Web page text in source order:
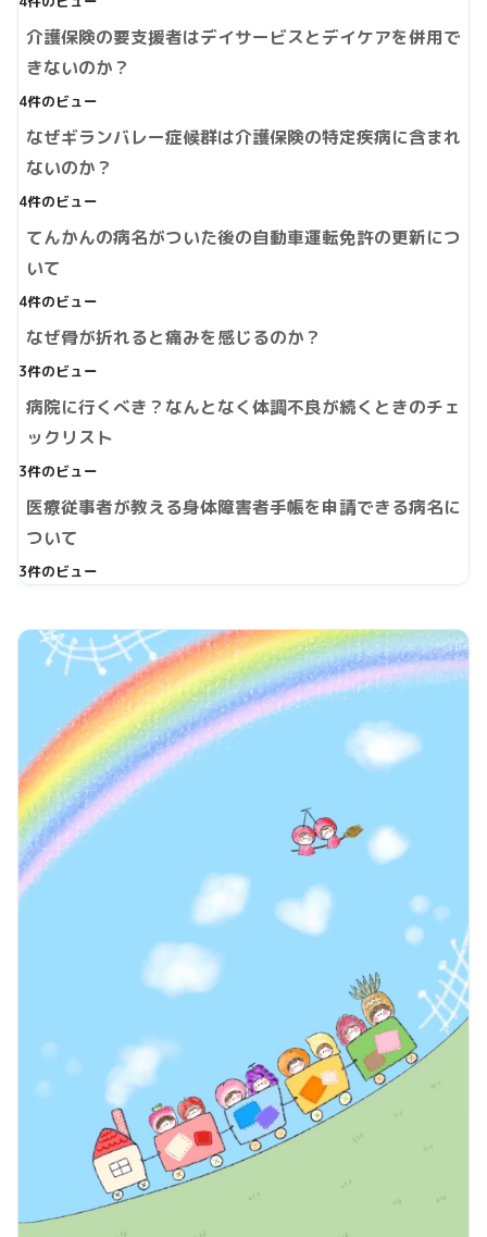
介護保険の要支援者はデイサービスとデイケアを併用で
きないのか？
4件のビュー
なぜギランバレー症候群は介護保険の特定疾病に含まれ
ないのか？
4件のビュー
てんかんの病名がついた後の自動車運転免許の更新につ
いて
4件のビュー
なぜ骨が折れると痛みを感じるのか？
3件のビュー
病院に行くべき？なんとなく体調不良が続くときのチェ
ックリスト
3件のビュー
医療従事者が教える身体障害者手帳を申請できる病名に
ついて
3件のビュー